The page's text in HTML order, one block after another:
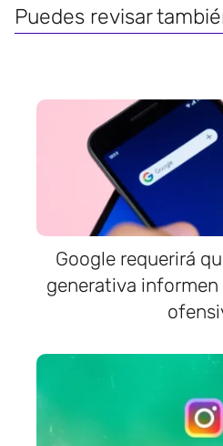
Puedes revisar
Google requerirá
generativa